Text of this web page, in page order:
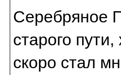
Серебряное
старого
скоро стал